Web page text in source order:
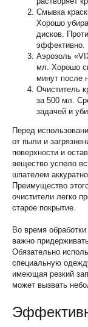
Смывка
Хорошо
дисков.
эффективно.
Аэрозоль
мл. Хорошо
минут после
Очиститель
за 500 мл.
задачей и
Перед
от пыли и
поверхности и
вещество успело
шпателем
Преимущество
очистители легко
старое покрытие.
Во время
важно
Обязательно
специальную
имеющая резкий
может вызвать